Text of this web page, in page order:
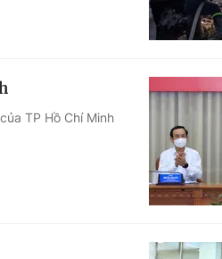
TP Hồ Chí Minh